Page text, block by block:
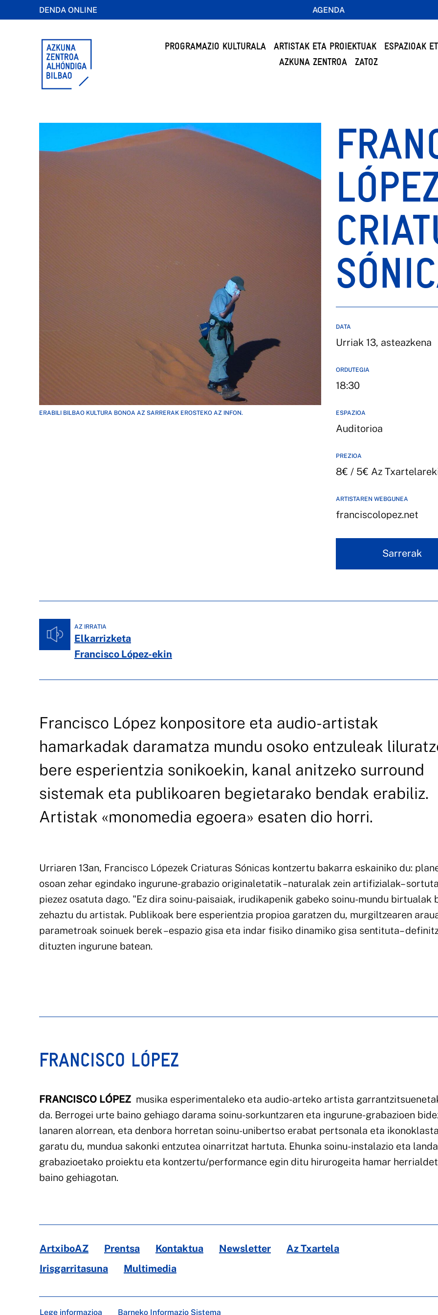
DENDA ONLINE AGENDA
PROGRAMAZIO KULTURALA ARTISTAK ETA PROIEKTUAK
ESPAZIOAK
AZKUNA ZENTROA
ZATOZ
ERABILI BILBAO KULTURA BONOA AZ SARRERAK EROSTEKO AZ INFON.
DATA
Urriak 13, asteazkena
ORDUTEGIA
18:30
ESPAZIOA
Auditorioa
PREZIOA
8€ / 5€ Az
ARTISTAREN WEBGUNEA
franciscolopez.net
Sarrerak
AZ IRRATIA
Elkarrizketa
Francisco López-ekin
Francisco López konpositore eta audio-artistak
hamarkadak daramatza mundu osoko entzuleak
bere esperientzia sonikoekin, kanal anitzeko surround
sistemak eta publikoaren begietarako bendak erabiliz.
Artistak «monomedia egoera» esaten dio horri.
Urriaren 13an, Francisco Lópezek Criaturas Sónicas kontzertu bakarra eskainiko du:
osoan zehar egindako ingurune-grabazio originaletatik –naturalak zein artifizialak–
piezez osatuta dago. "Ez dira soinu-paisaiak, irudikapenik gabeko soinu-mundu birtualak
zehaztu du artistak. Publikoak bere esperientzia propioa garatzen du, murgiltzearen
parametroak soinuek berek –espazio gisa eta indar fisiko dinamiko gisa sentituta–
dituzten ingurune batean.
FRANCISCO LÓPEZ
FRANCISCO LÓPEZ musika esperimentaleko eta audio-arteko artista
da. Berrogei urte baino gehiago darama soinu-sorkuntzaren eta ingurune-grabazioen
lanaren alorrean, eta denbora horretan soinu-unibertso erabat pertsonala eta
garatu du, mundua sakonki entzutea oinarritzat hartuta. Ehunka soinu-instalazio eta
grabazioetako proiektu eta kontzertu/performance egin ditu hirurogeita hamar
baino gehiagotan.
ArtxiboAZ Prentsa Kontaktua Newsletter
Az Txartela
Irisgarritasuna
Multimedia
Lege informazioa Barneko Informazio Sistema